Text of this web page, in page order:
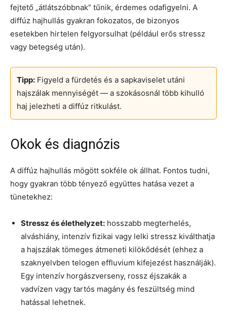
fejtető „átlátszóbbnak” tűnik, érdemes odafigyelni. A
diffúz hajhullás gyakran fokozatos, de bizonyos
esetekben hirtelen felgyorsulhat (például erős stressz
vagy betegség után).
Tipp: Figyeld a fürdetés és a sapkaviselet utáni
hajszálak mennyiségét — a szokásosnál több kihulló
haj jelezheti a diffúz ritkulást.
Okok és diagnózis
A diffúz hajhullás mögött sokféle ok állhat. Fontos tudni,
hogy gyakran több tényező együttes hatása vezet a
tünetekhez:
Stressz és élethelyzet: hosszabb megterhelés,
alváshiány, intenzív fizikai vagy lelki stressz kiválthatja
a hajszálak tömeges átmeneti kilökődését (ehhez a
szaknyelvben telogen effluvium kifejezést használják).
Egy intenzív horgászverseny, rossz éjszakák a
vadvízen vagy tartós magány és feszültség mind
hatással lehetnek.